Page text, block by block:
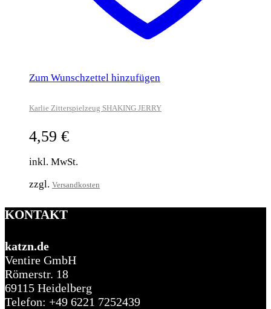
Zum Wunschzettel hinzufügen
Karlie Zitterspielzeug SHAKING JERRY
4,59 €
inkl. MwSt.
zzgl. Versandkosten
KONTAKT
katzn.de
Ventire GmbH
Römerstr. 18
69115 Heidelberg
Telefon: +49 6221 7252439